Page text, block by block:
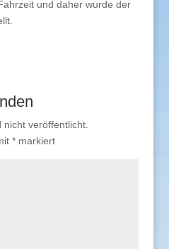
und daher wurde der
nicht veröffentlicht.
*markiert